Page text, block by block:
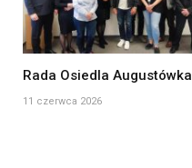
Rada Osiedla Augustówka
11 czerwca 2026